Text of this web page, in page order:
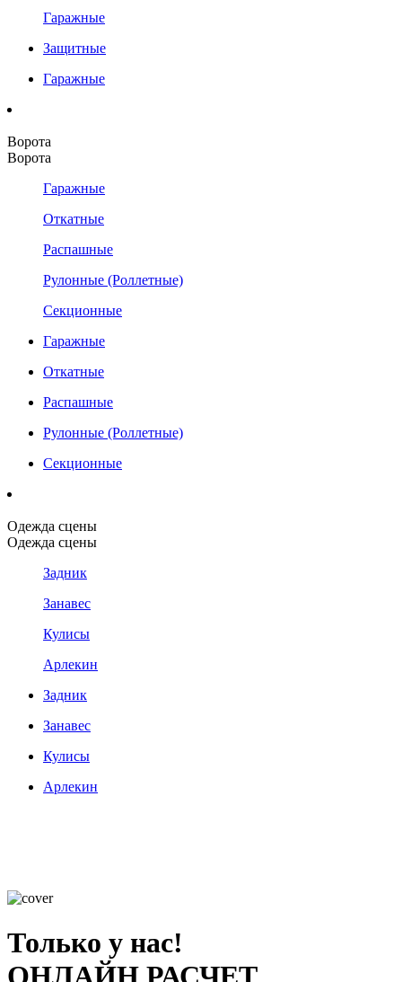
Гаражные
Защитные
Гаражные
Ворота
Ворота
Гаражные
Откатные
Распашные
Рулонные (Роллетные)
Секционные
Гаражные
Откатные
Распашные
Рулонные (Роллетные)
Секционные
Одежда сцены
Одежда сцены
Задник
Занавес
Кулисы
Арлекин
Задник
Занавес
Кулисы
Арлекин
Только у нас!
ОНЛАЙН РАСЧЕТ